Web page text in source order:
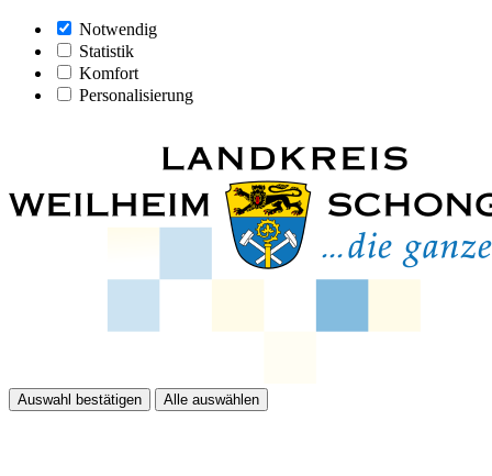
Notwendig
Statistik
Komfort
Personalisierung
Auswahl bestätigen Alle auswählen